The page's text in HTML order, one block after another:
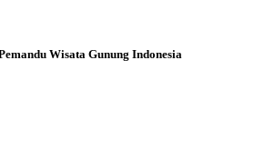
Wisata Gunung Indonesia